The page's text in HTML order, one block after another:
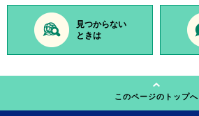
見つからない
ときは
このページのトップへ